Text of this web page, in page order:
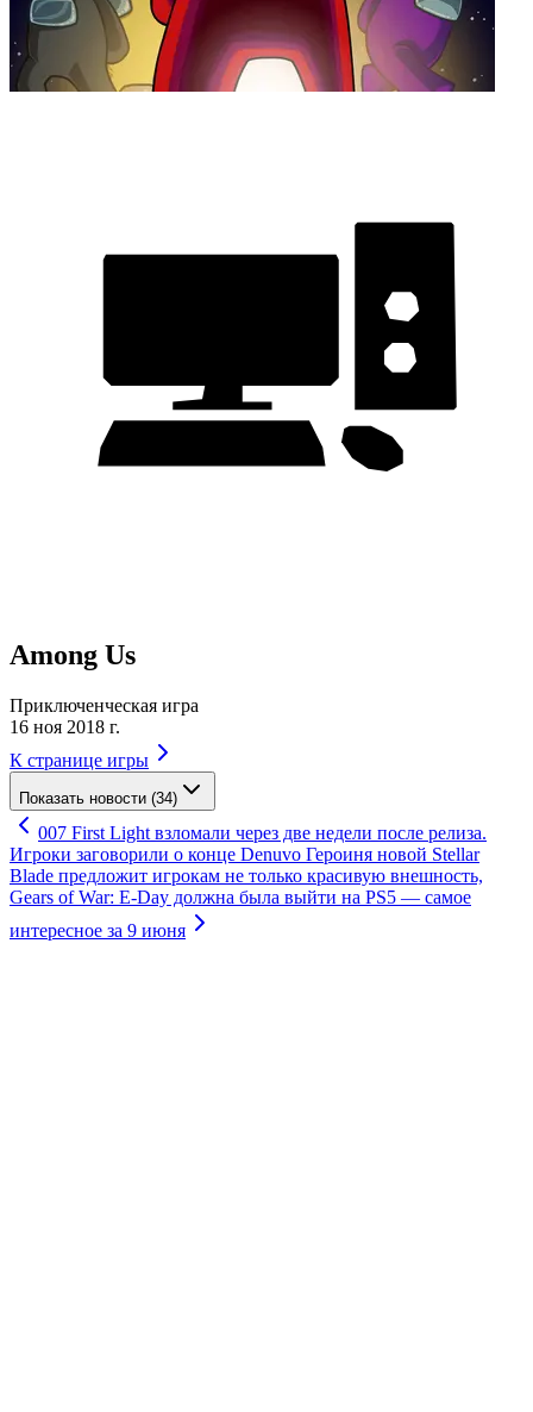
Among Us
Приключенческая игра
16 ноя 2018 г.
К странице игры
Показать новости (34)
007 First Light взломали через две недели после релиза.
Игроки заговорили о конце Denuvo Героиня новой Stellar
Blade предложит игрокам не только красивую внешность,
Gears of War: E-Day должна была выйти на PS5 — самое
интересное за 9 июня